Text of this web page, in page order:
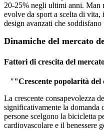
20-25% negli ultimi anni. Man
evolve da sport a scelta di
design avanzati che
Dinamiche del mercato
Fattori di crescita del
""Crescente popolarità del
La crescente consapevolezza
significativamente la domanda
persone scelgono la bicicletta
cardiovascolare e il benessere